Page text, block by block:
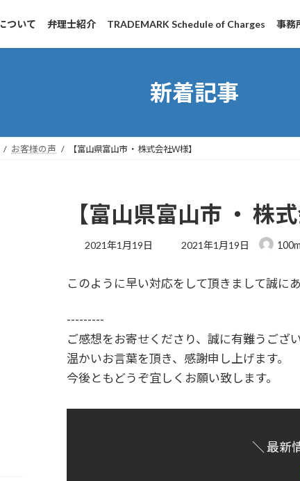
ついて 弁理士紹介 TRADEMARK Schedule of Charges 事務
新着記事
お客様の声 【富山県富山市 ・ 株式会社Ｗ様】
【富山県富山市 ・ 株
2021年1月19日
最
新
2021年1月19日
このように早い対応をして頂きまして誠に
---------
ご感想をお寄せくださり、誠に有難うござい
温かいお言葉を頂き、感謝申し上げます。
今後ともどうぞ宜しくお願い致します。
＼ 最新